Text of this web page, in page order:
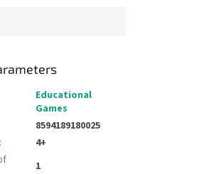
Educational
Games
8594189180025
:
4+
1